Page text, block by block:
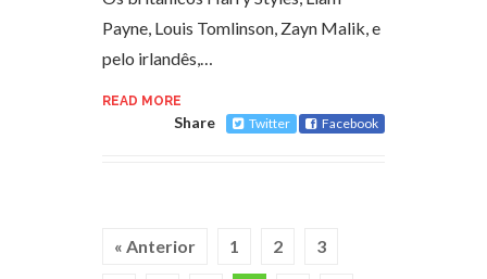
Payne, Louis Tomlinson, Zayn Malik, e
pelo irlandês,…
READ MORE
Share Twitter Facebook
« Anterior 1 2 3